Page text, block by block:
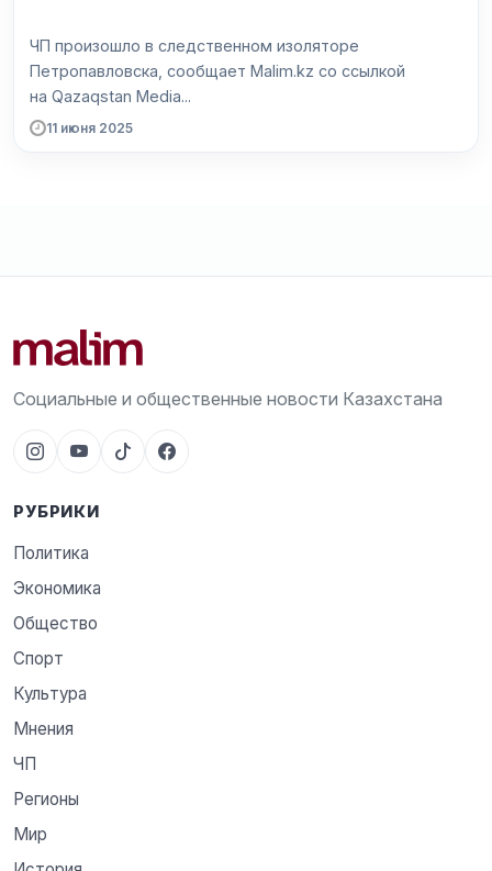
ЧП произошло в следственном изоляторе
Петропавловска, сообщает Malim.kz со ссылкой
на Qazaqstan Media...
11 июня 2025
Социальные и общественные новости Казахстана
РУБРИКИ
Политика
Экономика
Общество
Спорт
Культура
Мнения
ЧП
Регионы
Мир